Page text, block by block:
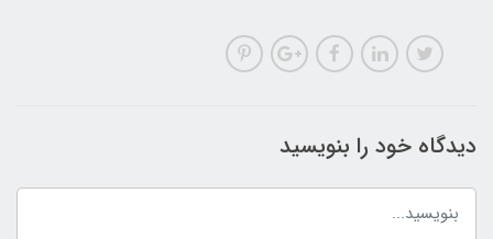
دیدگاه خود را بنویسید